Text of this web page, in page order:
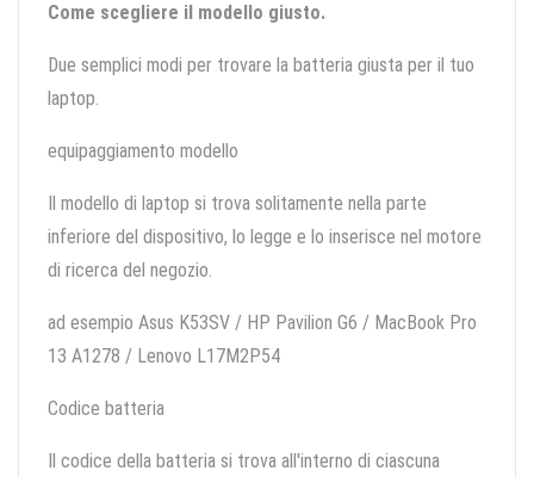
Come scegliere il modello giusto.
Due semplici modi per trovare la batteria giusta per il tuo
laptop.
equipaggiamento modello
Il modello di laptop si trova solitamente nella parte
inferiore del dispositivo, lo legge e lo inserisce nel motore
di ricerca del negozio.
ad esempio Asus K53SV / HP Pavilion G6 / MacBook Pro
13 A1278 / Lenovo L17M2P54
Codice batteria
Il codice della batteria si trova all'interno di ciascuna